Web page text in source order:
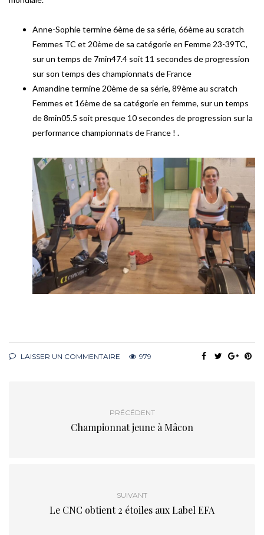
Anne-Sophie termine 6ème de sa série, 66ème au scratch
Femmes TC et 20ème de sa catégorie en Femme 23-39TC,
sur un temps de 7min47.4 soit 11 secondes de progression
sur son temps des championnats de France
Amandine termine 20ème de sa série, 89ème au scratch
Femmes et 16ème de sa catégorie en femme, sur un temps
de 8min05.5 soit presque 10 secondes de progression sur la
performance championnats de France ! .
LAISSER UN COMMENTAIRE 979
PRÉCÉDENT
Championnat jeune à Mâcon
SUIVANT
Le CNC obtient 2 étoiles aux Label EFA